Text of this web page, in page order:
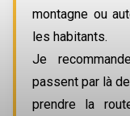
montagne ou
les habitants.
Je
passent par là
prendre la